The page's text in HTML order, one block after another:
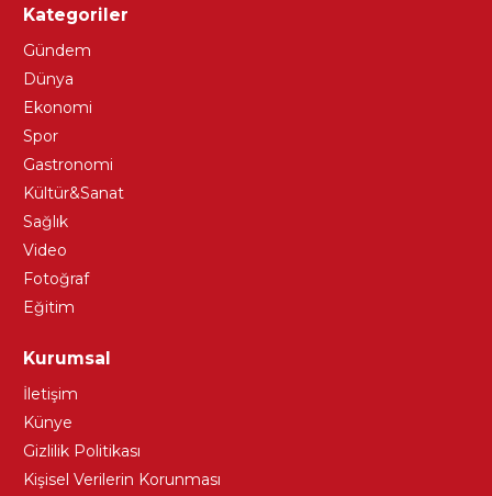
Kategoriler
Gündem
Dünya
Ekonomi
Spor
Gastronomi
Kültür&Sanat
Sağlık
Video
Fotoğraf
Eğitim
Kurumsal
İletişim
Künye
Gizlilik Politikası
Kişisel Verilerin Korunması